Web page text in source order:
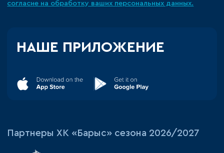
согласие на обработку ваших персональных данных.
НАШЕ ПРИЛОЖЕНИЕ
Партнеры ХК «Барыс» сезона 2026/2027